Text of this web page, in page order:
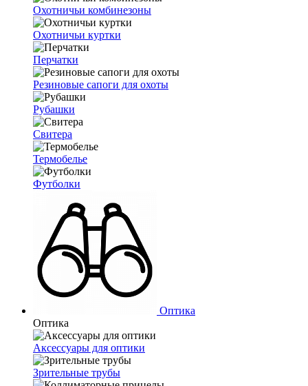
Охотничьи комбинезоны
Охотничьи куртки
Перчатки
Резиновые сапоги для охоты
Рубашки
Свитера
Термобелье
Футболки
Оптика
Оптика
Аксессуары для оптики
Зрительные трубы